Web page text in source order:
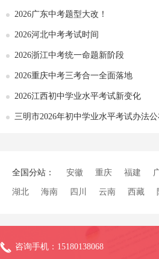
2026广东中考题型大改！
2026河北中考考试时间
2026浙江中考统一命题新阶段
2026重庆中考三考合一全面落地
2026江西初中学业水平考试新变化
三明市2026年初中学业水平考试办法
全国分站： 安徽 重庆 福建
湖北 海南 四川 云南 西藏
咨询手机：15180138068